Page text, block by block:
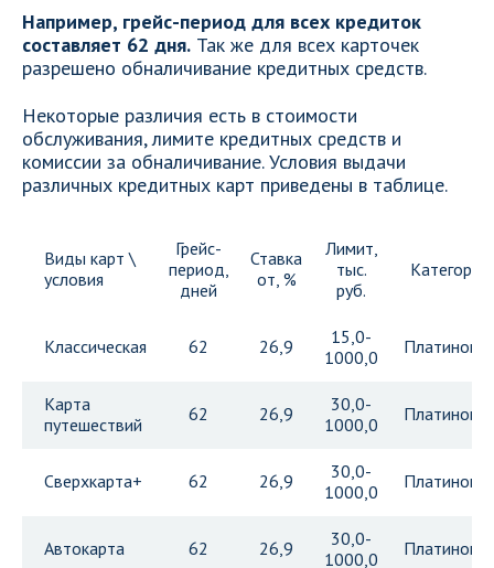
Например, грейс-период для всех кредиток
составляет 62 дня. Так же для всех карточек
разрешено обналичивание кредитных средств.
Некоторые различия есть в стоимости
обслуживания, лимите кредитных средств и
комиссии за обналичивание. Условия выдачи
различных кредитных карт приведены в таблице.
Виды карт \
условия
Грейс-
период,
дней
Ставка
от, %
Лимит,
тыс.
руб.
Категория
Классическая 62 26,9
15,0-
1000,0
Платиновая
Карта
путешествий
62 26,9
30,0-
1000,0
Платиновая
Сверхкарта+ 62 26,9
30,0-
1000,0
Платиновая
Автокарта 62 26,9
30,0-
1000,0
Платиновая